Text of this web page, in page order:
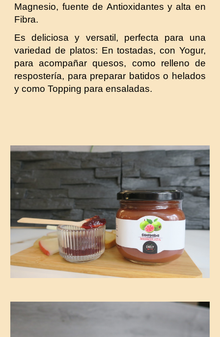
Magnesio, fuente de Antioxidantes y alta en
Fibra.
Es deliciosa y versatil, perfecta para una
variedad de platos: En tostadas, con Yogur,
para acompañar quesos, como relleno de
respostería, para preparar batidos o helados
y como Topping para ensaladas.